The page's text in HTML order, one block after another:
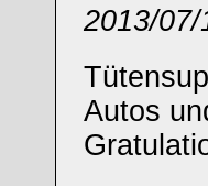
2013/
Autos